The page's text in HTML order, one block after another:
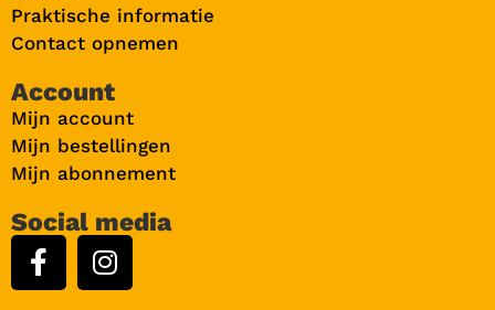
Praktische informatie
Contact opnemen
Account
Mijn account
Mijn bestellingen
Mijn abonnement
Social media